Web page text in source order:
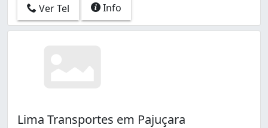
Ver Tel Info
Lima Transportes em Pajuçara